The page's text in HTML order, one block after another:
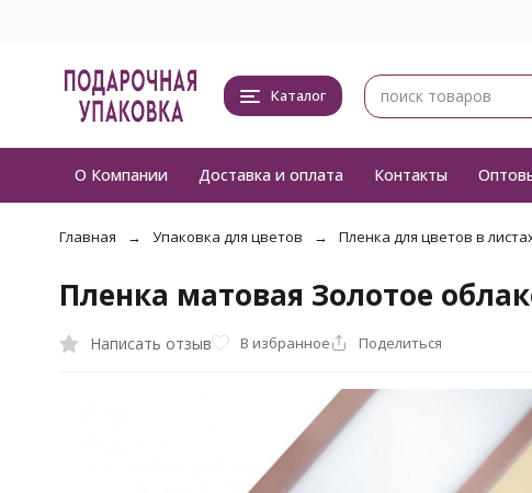
Каталог
О Компании Доставка и оплата Контакты
Главная Упаковка для цветов Пленка для цветов в
Пленка матовая Золотое
Написать отзыв В избранное Поделиться